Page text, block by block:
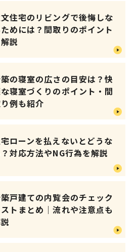
住宅のリビングで後悔しな
めには？間取りのポイント
説
の寝室の広さの目安は？快
寝室づくりのポイント・間
例も紹介
ローンを払えないとどうな
対応方法やNG行為を解説
戸建ての内覧会のチェック
ストまとめ｜流れや注意点も